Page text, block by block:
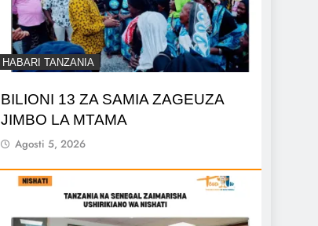
HABARI TANZANIA
BILIONI 13 ZA SAMIA ZAGEUZA
JIMBO LA MTAMA
Agosti 5, 2026